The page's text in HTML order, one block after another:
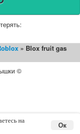
» Blox fruit gas
©